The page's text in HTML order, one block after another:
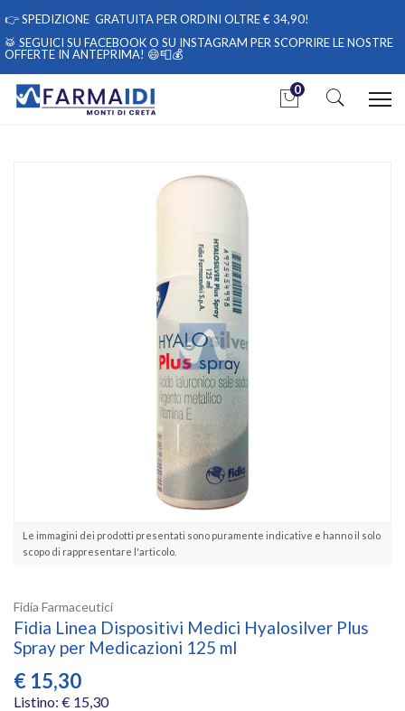
👉SPEDIZIONE GRATUITA PER ORDINI OLTRE € 34,90!
🥁 SEGUICI SU FACEBOOKO SU INSTAGRAM PER SCOPRIRE LE NOSTRE
OFFERTE IN ANTEPRIMA! 😄📮💰
0
Medicazioni 125 ml
Le immagini dei prodotti presentati sono puramente indicative e hanno il solo
scopo di rappresentare l'articolo.
Fidia Farmaceutici
Fidia Linea Dispositivi Medici Hyalosilver Plus
Spray per Medicazioni 125 ml
€ 15,30
Listino: € 15,30